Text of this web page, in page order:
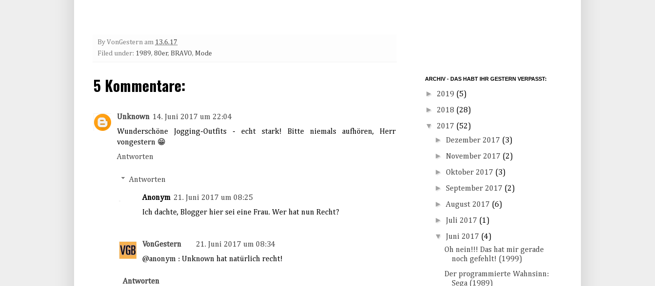
By VonGestern am 13.6.17
Filed under: 1989, 80er, BRAVO, Mode
5 Kommentare:
Unknown 14. Juni 2017 um 22:04
Wunderschöne Jogging-Outfits - echt stark! Bitte niemals aufhören, Herr
vongestern 😁
Antworten
Antworten
Anonym 21. Juni 2017 um 08:25
Ich dachte, Blogger hier sei eine Frau. Wer hat nun Recht?
VonGestern
21. Juni 2017 um 08:34
@anonym : Unknown hat natürlich recht!
Antworten
ARCHIV - DAS HABT IHR GESTERN VERPASST:
► 2019 (5)
► 2018 (28)
▼ 2017 (52)
► Dezember 2017 (3)
► November 2017 (2)
►Oktober 2017 (3)
►September 2017 (2)
►August 2017 (6)
► Juli 2017 (1)
▼ Juni 2017 (4)
Oh nein!!! Das hat mir gerade
noch gefehlt! (1999)
Der programmierte Wahnsinn:
Sega (1989)